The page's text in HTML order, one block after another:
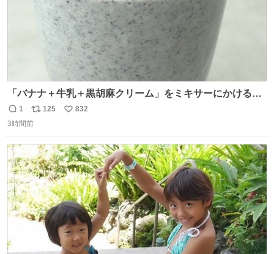
「バナナ＋牛乳＋黒胡麻クリーム」をミキサーにかけるだ
けで、濃厚な黒胡麻スムージーができます！ バナナの甘み
と黒胡麻の香ばしさは相性◎なので、ぜひ試してみてくだ
返
信
1
リ
ポ
ト
数
125
い
数
832
3時間前